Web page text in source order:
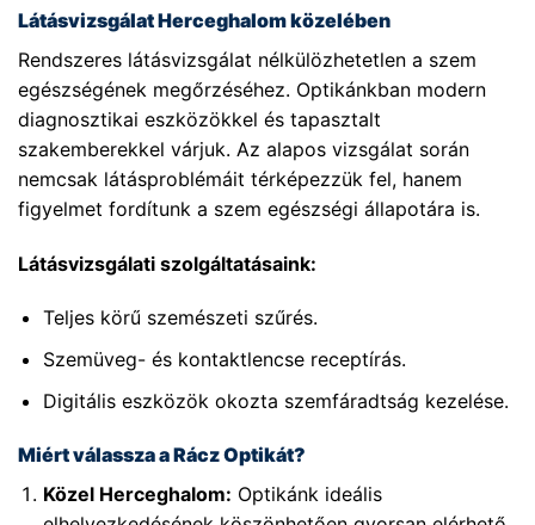
Látásvizsgálat Herceghalom közelében
Rendszeres látásvizsgálat nélkülözhetetlen a szem
egészségének megőrzéséhez. Optikánkban modern
diagnosztikai eszközökkel és tapasztalt
szakemberekkel várjuk. Az alapos vizsgálat során
nemcsak látásproblémáit térképezzük fel, hanem
figyelmet fordítunk a szem egészségi állapotára is.
Látásvizsgálati szolgáltatásaink:
Teljes körű szemészeti szűrés.
Szemüveg- és kontaktlencse receptírás.
Digitális eszközök okozta szemfáradtság kezelése.
Miért válassza a Rácz Optikát?
Közel Herceghalom: Optikánk ideális